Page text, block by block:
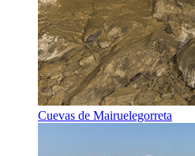
Cuevas de Mairuelegorreta